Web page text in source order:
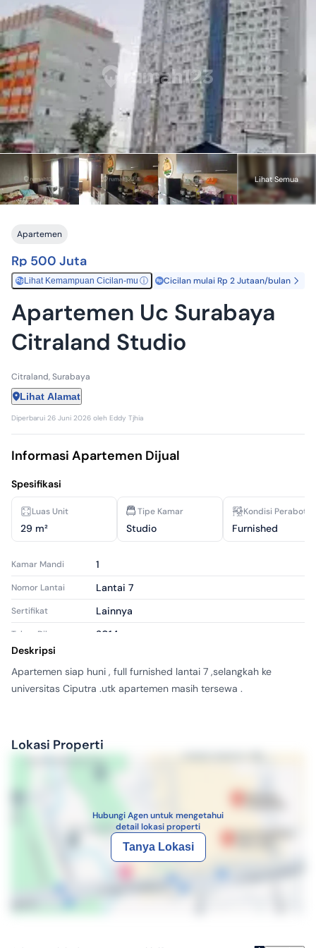
Lihat Semua
Apartemen
Rp 500 Juta
Rp Lihat Kemampuan Cicilan-mu ⓘ Cicilan mulai Rp 2 Jutaan/bulan
Apartemen Uc Surabaya
Citraland Studio
Citraland, Surabaya
Lihat Alamat
Diperbarui 26 Juni 2026 oleh Eddy Tjhia
Informasi Apartemen Dijual
Spesifikasi
Luas Unit
29 m²
Tipe Kamar
Studio
Kondisi Perabotan
Furnished
Kamar Mandi 1
Nomor Lantai Lantai 7
Sertifikat Lainnya
Tahun Dibangun 2014
Kondisi Properti
Tipe Properti Apartemen
Deskripsi
Apartemen siap huni , full furnished lantai 7 ,selangkah ke
universitas Ciputra .utk apartemen masih tersewa .
Lokasi Properti
Hubungi Agen untuk mengetahui
detail lokasi properti
Tanya Lokasi